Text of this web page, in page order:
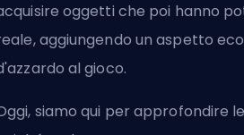
oggetti che poi hanno
aggiungendo un aspetto
al gioco.
siamo qui per approfondire